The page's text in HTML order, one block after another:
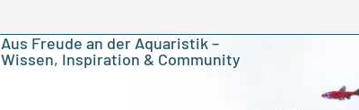
Aus Freude an der Aquaristik –
Wissen, Inspiration & Community